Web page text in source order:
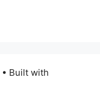
• Built with